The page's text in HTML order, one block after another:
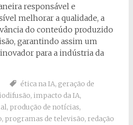
responsável e
melhorar a qualidade, a
do conteúdo produzido
garantindo assim um
para a indústria da
ética na IA, geração de
, impacto da IA,
, produção de notícias,
, programas de televisão, redação